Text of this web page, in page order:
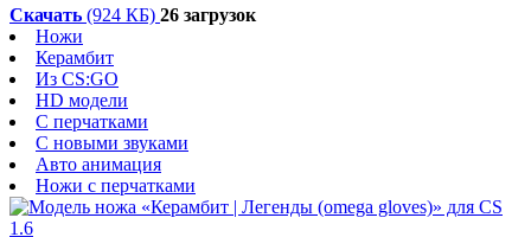
Скачать (924 КБ) 26 загрузок
Ножи
Керамбит
Из CS:GO
HD модели
С перчатками
С новыми звуками
Авто анимация
Ножи с перчатками